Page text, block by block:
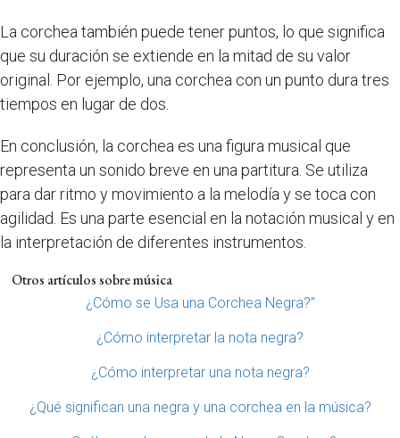
La corchea también puede tener puntos, lo que significa
que su duración se extiende en la mitad de su valor
original. Por ejemplo, una corchea con un punto dura tres
tiempos en lugar de dos.
En conclusión, la corchea es una figura musical que
representa un sonido breve en una partitura. Se utiliza
para dar ritmo y movimiento a la melodía y se toca con
agilidad. Es una parte esencial en la notación musical y en
la interpretación de diferentes instrumentos.
Otros artículos sobre música
¿Cómo se Usa una Corchea Negra?”
¿Cómo interpretar la nota negra?
¿Cómo interpretar una nota negra?
¿Qué significan una negra y una corchea en la música?